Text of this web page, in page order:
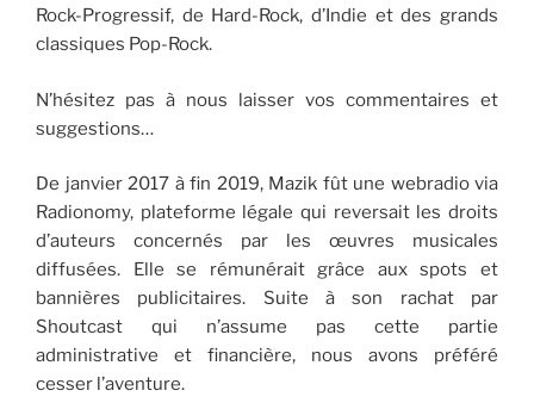
Rock-Progressif, de Hard-Rock, d’Indie et des grands
classiques Pop-Rock.
N’hésitez pas à nous laisser vos commentaires et
suggestions…
De janvier 2017 à fin 2019, Mazik fût une webradio via
Radionomy, plateforme légale qui reversait les droits
d’auteurs concernés par les œuvres musicales
diffusées. Elle se rémunérait grâce aux spots et
bannières publicitaires. Suite à son rachat par
Shoutcast qui n’assume pas cette partie
administrative et financière, nous avons préféré
cesser l’aventure.